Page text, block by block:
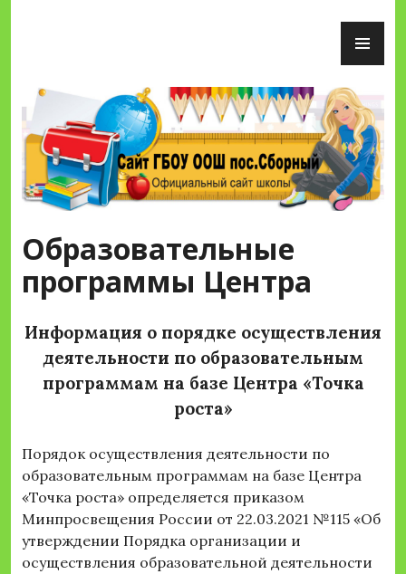
Сайт ГБОУ ООШ пос.Сборный
Образовательные
программы Центра
Информация о порядке осуществления
деятельности по образовательным
программам на базе Центра «Точка
роста»
Порядок осуществления деятельности по
образовательным программам на базе Центра
«Точка роста» определяется приказом
Минпросвещения России от 22.03.2021 №115 «Об
утверждении Порядка организации и
осуществления образовательной деятельности